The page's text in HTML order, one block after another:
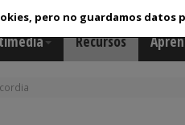
pero no guardamos datos
Recursos